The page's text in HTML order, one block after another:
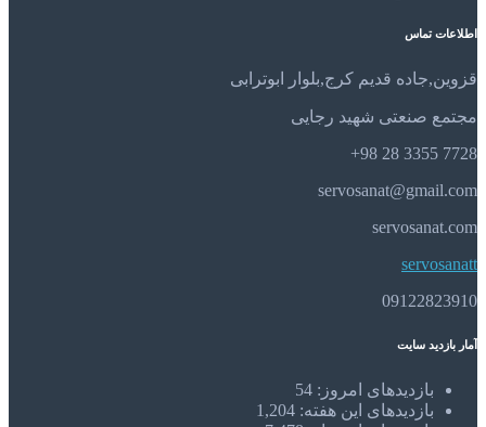
اطلاعات تماس
قزوین,جاده قدیم کرج,بلوار ابوترابی
مجتمع صنعتی شهید رجایی
7728 3355 28 98+
servosanat@gmail.com
servosanat.com
servosanatt
09122823910
آمار بازدید سایت
بازدیدهای امروز: 54
بازدیدهای این هفته: 1,204